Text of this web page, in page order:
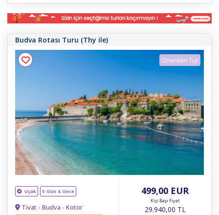
Budva Rotası Turu (Thy ile)
Önerilen Tur
Uçak 5 Gün 4 Gece
Tivat - Budva - Kotor
499,00 EUR
Kişi Başı Fiyat
29.940,00 TL